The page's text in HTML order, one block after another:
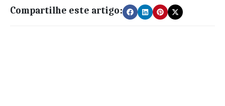
Compartilhe este artigo: